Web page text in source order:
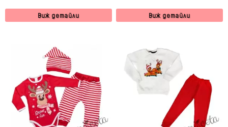
Виж детайли Виж детайли